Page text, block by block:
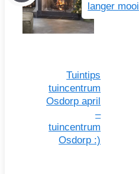
langer mooi
Tuintips
tuincentrum
Osdorp april
–
tuincentrum
Osdorp :)